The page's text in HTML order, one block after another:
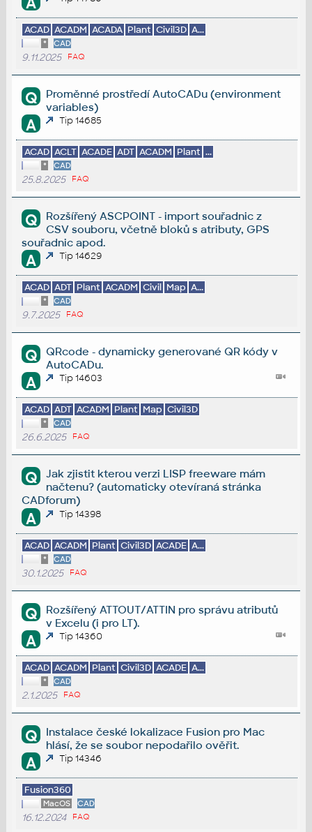
ACAD ACADM ACADA Plant Civil3D A...
* CAD
9.11.2025 FAQ
Q
Proměnné prostředí AutoCADu (environment
variables)
A Tip 14685
ACAD ACLT ACADE ADT ACADM Plant ...
* CAD
25.8.2025 FAQ
Q
Rozšířený ASCPOINT - import souřadnic z
CSV souboru, včetně bloků s atributy, GPS
souřadnic apod.
A Tip 14629
ACAD ADT Plant ACADM Civil Map A...
* CAD
9.7.2025 FAQ
Q
QRcode - dynamicky generované QR kódy v
AutoCADu.
A Tip 14603
ACAD ADT ACADM Plant Map Civil3D
* CAD
26.6.2025 FAQ
Q
Jak zjistit kterou verzi LISP freeware mám
načtenu? (automaticky otevíraná stránka
CADforum)
A Tip 14398
ACAD ACADM Plant Civil3D ACADE A...
* CAD
30.1.2025 FAQ
Q
Rozšířený ATTOUT/ATTIN pro správu atributů
v Excelu (i pro LT).
A Tip 14360
ACAD ACADM Plant Civil3D ACADE A...
* CAD
2.1.2025 FAQ
Q
Instalace české lokalizace Fusion pro Mac
hlásí, že se soubor nepodařilo ověřit.
A Tip 14346
Fusion360
MacOS CAD
16.12.2024 FAQ